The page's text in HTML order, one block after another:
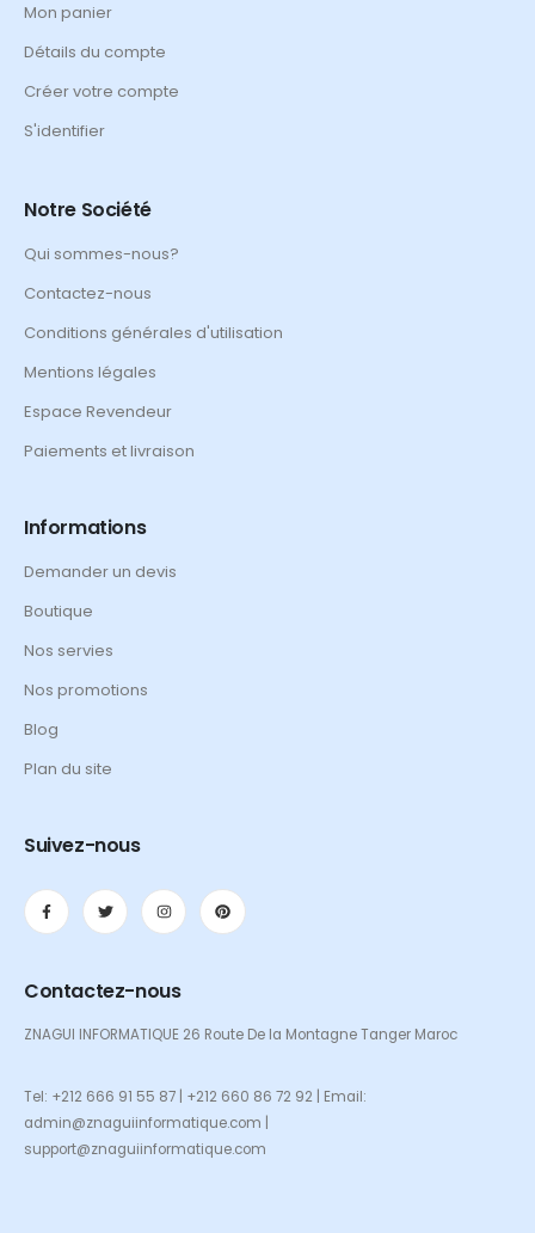
Mon panier
Détails du compte
Créer votre compte
S'identifier
Notre Société
Qui sommes-nous?
Contactez-nous
Conditions générales d'utilisation
Mentions légales
Espace Revendeur
Paiements et livraison
Informations
Demander un devis
Boutique
Nos servies
Nos promotions
Blog
Plan du site
Suivez-nous
Contactez-nous
ZNAGUI INFORMATIQUE 26 Route De la Montagne Tanger Maroc
Tel: +212 666 91 55 87 | +212 660 86 72 92 | Email:
admin@znaguiinformatique.com |
support@znaguiinformatique.com